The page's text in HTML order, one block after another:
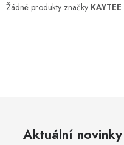
Domácnost
Novinky
Žádné produkty značky KAYTEE
Aktuální